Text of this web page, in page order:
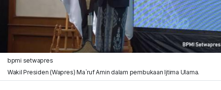
bpmi setwapres
Wakil Presiden (Wapres) Ma`ruf Amin dalam pembukaan Ijtima Ulama.